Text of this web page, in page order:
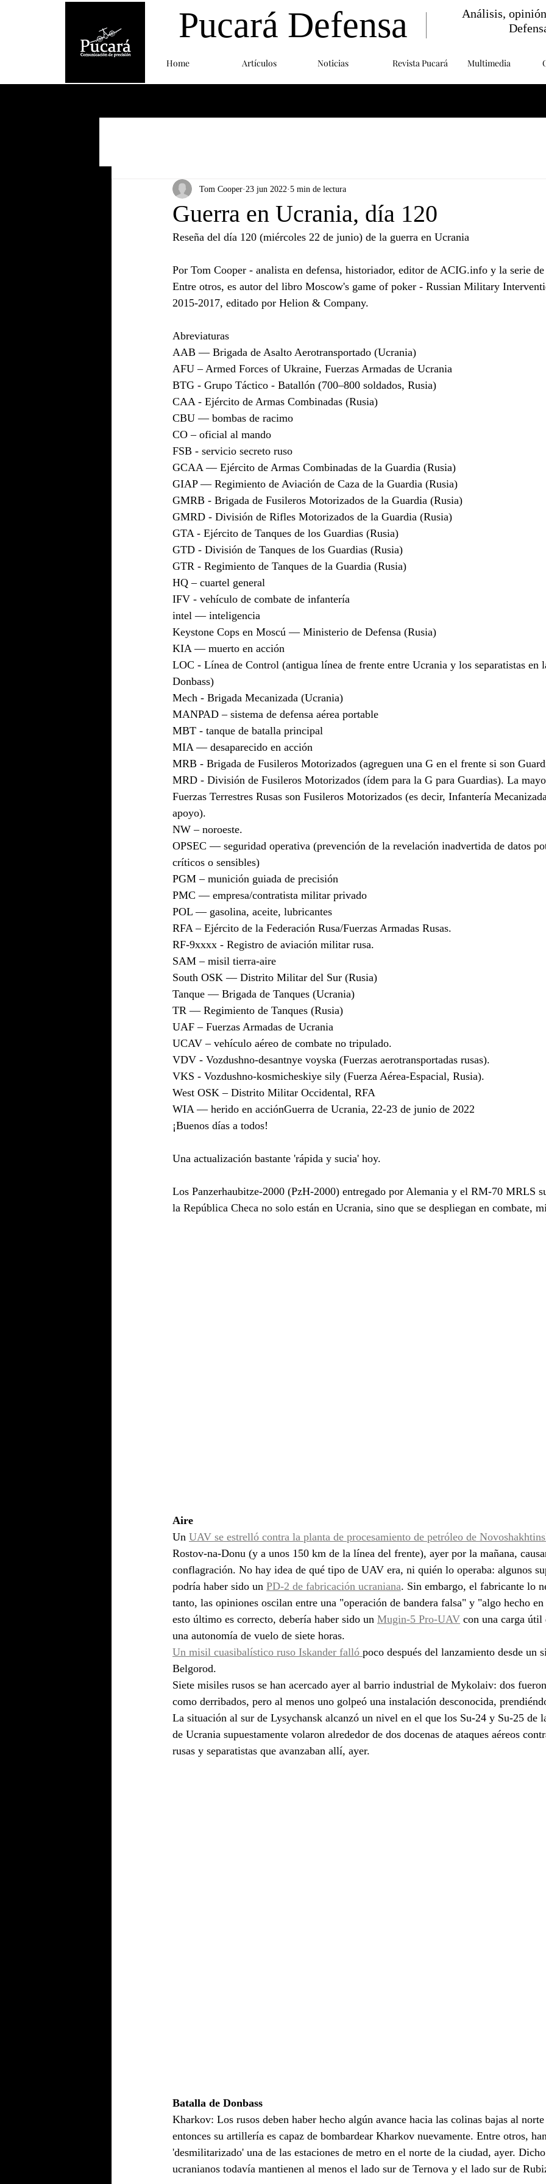
Home Artículos Noticias Revista Pucará Multimedia
Pucará Defensa
Análisis,
Guerra en Ucrania, día 120
Tom Cooper 23 jun 2022 5 min de lectura
Reseña del día 120 (miércoles 22 de junio) de la guerra en Ucrania
Por Tom Cooper - analista en defensa, historiador, editor de ACIG.info y la serie
Entre otros, es autor del libro Moscow's game of poker - Russian Military
2015-2017, editado por Helion & Company.
Abreviaturas
AAB — Brigada de Asalto Aerotransportado (Ucrania)
AFU – Armed Forces of Ukraine, Fuerzas Armadas de Ucrania
BTG - Grupo Táctico - Batallón (700–800 soldados, Rusia)
CAA - Ejército de Armas Combinadas (Rusia)
CBU — bombas de racimo
CO – oficial al mando
FSB - servicio secreto ruso
GCAA — Ejército de Armas Combinadas de la Guardia (Rusia)
GIAP — Regimiento de Aviación de Caza de la Guardia (Rusia)
GMRB - Brigada de Fusileros Motorizados de la Guardia (Rusia)
GMRD - División de Rifles Motorizados de la Guardia (Rusia)
GTA - Ejército de Tanques de los Guardias (Rusia)
GTD - División de Tanques de los Guardias (Rusia)
GTR - Regimiento de Tanques de la Guardia (Rusia)
HQ – cuartel general
IFV - vehículo de combate de infantería
intel — inteligencia
Keystone Cops en Moscú — Ministerio de Defensa (Rusia)
KIA — muerto en acción
LOC - Línea de Control (antigua línea de frente entre Ucrania y los separatistas en
Donbass)
Mech - Brigada Mecanizada (Ucrania)
MANPAD – sistema de defensa aérea portable
MBT - tanque de batalla principal
MIA — desaparecido en acción
MRB - Brigada de Fusileros Motorizados (agreguen una G en el frente si son
MRD - División de Fusileros Motorizados (ídem para la G para Guardias). La
Fuerzas Terrestres Rusas son Fusileros Motorizados (es decir, Infantería
apoyo).
NW – noroeste.
OPSEC — seguridad operativa (prevención de la revelación inadvertida de datos
críticos o sensibles)
PGM – munición guiada de precisión
PMC — empresa/contratista militar privado
POL — gasolina, aceite, lubricantes
RFA – Ejército de la Federación Rusa/Fuerzas Armadas Rusas.
RF-9xxxx - Registro de aviación militar rusa.
SAM – misil tierra-aire
South OSK — Distrito Militar del Sur (Rusia)
Tanque — Brigada de Tanques (Ucrania)
TR — Regimiento de Tanques (Rusia)
UAF – Fuerzas Armadas de Ucrania
UCAV – vehículo aéreo de combate no tripulado.
VDV - Vozdushno-desantnye voyska (Fuerzas aerotransportadas rusas).
VKS - Vozdushno-kosmicheskiye sily (Fuerza Aérea-Espacial, Rusia).
West OSK – Distrito Militar Occidental, RFA
WIA — herido en acciónGuerra de Ucrania, 22-23 de junio de 2022
¡Buenos días a todos!
Una actualización bastante 'rápida y sucia' hoy.
Los Panzerhaubitze-2000 (PzH-2000) entregado por Alemania y el RM-70 MRLS
la República Checa no solo están en Ucrania, sino que se despliegan en combate,
Aire
Un UAV se estrelló contra la planta de procesamiento de petróleo de
Rostov-na-Donu (y a unos 150 km de la línea del frente), ayer por la mañana,
conflagración. No hay idea de qué tipo de UAV era, ni quién lo operaba: algunos
podría haber sido un PD-2 de fabricación ucraniana. Sin embargo, el fabricante lo
tanto, las opiniones oscilan entre una "operación de bandera falsa" y "algo hecho
esto último es correcto, debería haber sido un Mugin-5 Pro-UAV con una carga
una autonomía de vuelo de siete horas.
Un misil cuasibalístico ruso Iskander falló poco después del lanzamiento desde un
Belgorod.
Siete misiles rusos se han acercado ayer al barrio industrial de Mykolaiv: dos
como derribados, pero al menos uno golpeó una instalación desconocida,
La situación al sur de Lysychansk alcanzó un nivel en el que los Su-24 y Su-25 de
de Ucrania supuestamente volaron alrededor de dos docenas de ataques aéreos
rusas y separatistas que avanzaban allí, ayer.
Batalla de Donbass
Kharkov: Los rusos deben haber hecho algún avance hacia las colinas bajas al
entonces su artillería es capaz de bombardear Kharkov nuevamente. Entre otros, han
'desmilitarizado' una de las estaciones de metro en el norte de la ciudad, ayer.
ucranianos todavía mantienen al menos el lado sur de Ternova y el lado sur de